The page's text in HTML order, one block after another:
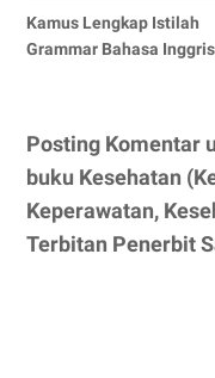
Kamus Lengkap Istilah
Grammar Bahasa Inggris
Posting Komentar
buku Kesehatan
Keperawatan,
Terbitan Penerbit